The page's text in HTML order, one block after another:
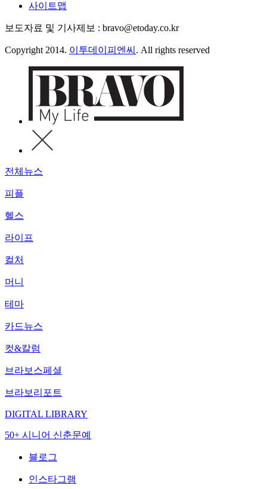
사이트맵
보도자료 및 기사제보 : bravo@etoday.co.kr
Copyright 2014. 이투데이피엔씨 . All rights reserved
전체뉴스
피플
헬스
라이프
컬처
머니
테마
카드뉴스
컷&칼럼
브라보스페셜
브라보리포트
DIGITAL LIBRARY
50+ 시니어 신춘문예
블로그
인스타그램